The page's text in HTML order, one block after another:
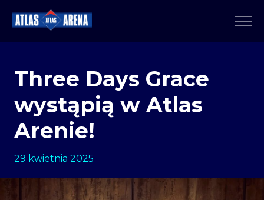
Three Days Grace
wystąpią w Atlas
Arenie!
29 kwietnia 2025